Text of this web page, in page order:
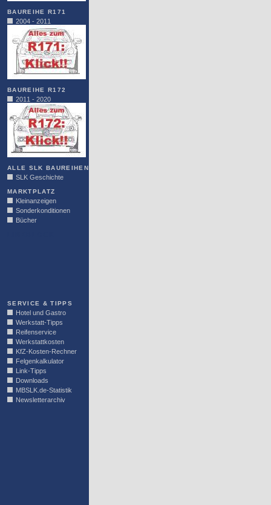
BAUREIHE R171
2004 - 2011
BAUREIHE R172
2011 - 2020
ALLE SLK BAUREIHEN
SLK Geschichte
MARKTPLATZ
Kleinanzeigen
Sonderkonditionen
Bücher
SERVICE & TIPPS
Hotel und Gastro
Werkstatt-Tipps
Reifenservice
Werkstattkosten
KfZ-Kosten-Rechner
Felgenkalkulator
Link-Tipps
Downloads
MBSLK.de-Statistik
Newsletterarchiv